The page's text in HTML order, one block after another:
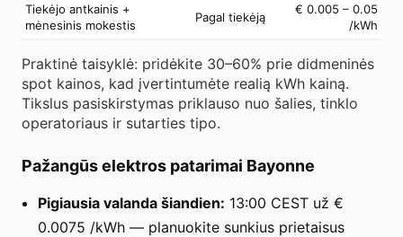
Tiekėjo antkainis +
mėnesinis mokestis
Pagal tiekėją
€ 0.005 – 0.05
/kWh
Praktinė taisyklė: pridėkite 30–60% prie didmeninės
spot kainos, kad įvertintumėte realią kWh kainą.
Tikslus pasiskirstymas priklauso nuo šalies, tinklo
operatoriaus ir sutarties tipo.
Pažangūs elektros patarimai Bayonne
Pigiausia valanda šiandien: 13:00 CEST už €
0.0075 /kWh — planuokite sunkius prietaisus